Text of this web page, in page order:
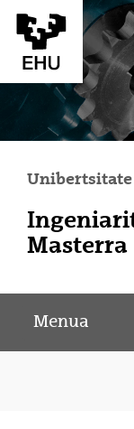
Eduki nagusira joan
Masterra
Menua